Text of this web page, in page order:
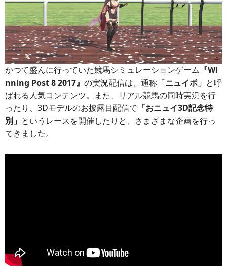
かつて盛んに行っていた競馬シミュレーションゲーム 『Wi
nning Post 8 2017』 の実況配信は、通称「ニュイポ」 と呼
ばれる人気コンテンツ。また、リアル競馬の同時実況を行
ったり、3Dモデルのお披露目配信で 「おニュイ3D記念特
別」 というレースを開催したりと、さまざまな企画を行っ
てきました。